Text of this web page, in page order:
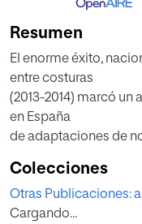
Resumen
El enorme éxito,
entre costuras
(2013-2014) marcó un
en España
de adaptaciones de
hasta hace un par de
producir un número
destacado. Suelen
Colecciones
Otras Publicaciones:
Cargando...